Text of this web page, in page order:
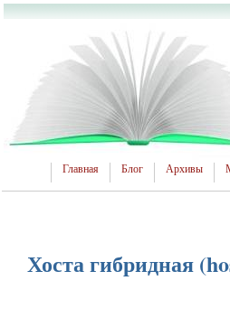
Главная Блог Архивы
Хоста гибридная